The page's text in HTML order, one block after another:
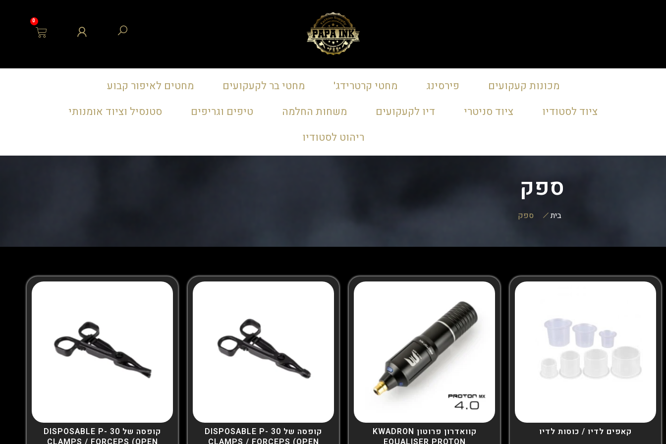
0
מכונות קעקועים פירסינג מחטי קרטרידג' מחטי בר לקעקועים
מחטים לאיפור קבוע
ציוד לסטודיו
ציוד סניטרי דיו לקעקועים משחות החלמה טיפים וגריפים
סטנסיל וציוד אומנותי
ריהוט לסטודיו
ספק
בית ספק
קאפים לדיו / כוסות לדיו
קוואדרון פרוטון KWADRON
קופסה של 30 DISPOSABLE P-
קופסה של 30 DISPOSABLE P-